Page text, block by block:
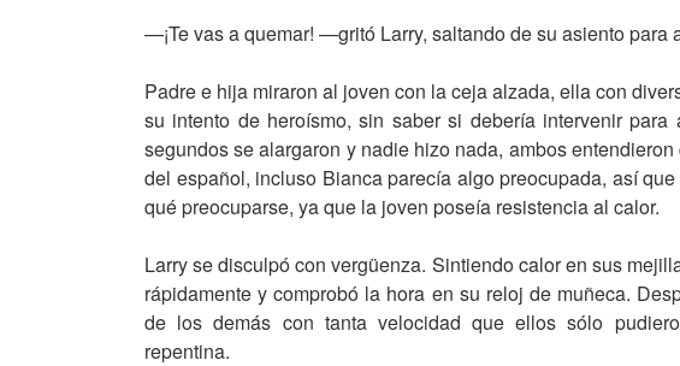
—¡Te vas a quemar! —gritó Larry, saltando de su asiento para
Padre e hija miraron al joven con la ceja alzada, ella con
su intento de heroísmo, sin saber si debería intervenir
segundos se alargaron y nadie hizo nada, ambos
del español, incluso Bianca parecía algo preocupada, así
qué preocuparse, ya que la joven poseía resistencia al calor.
Larry se disculpó con vergüenza. Sintiendo calor en sus
rápidamente y comprobó la hora en su reloj de muñeca.
de los demás con tanta velocidad que ellos sólo
repentina.